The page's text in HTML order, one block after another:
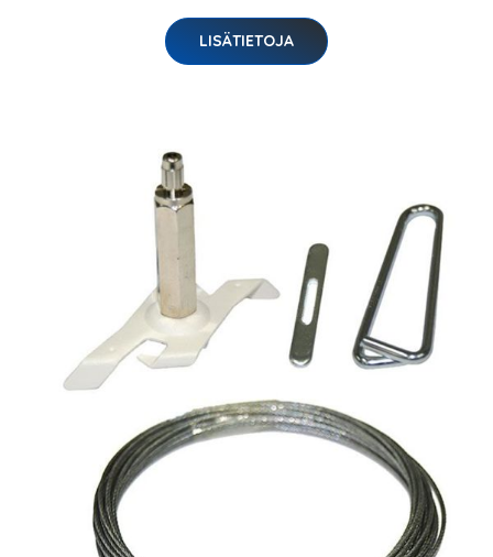
LISÄTIETOJA